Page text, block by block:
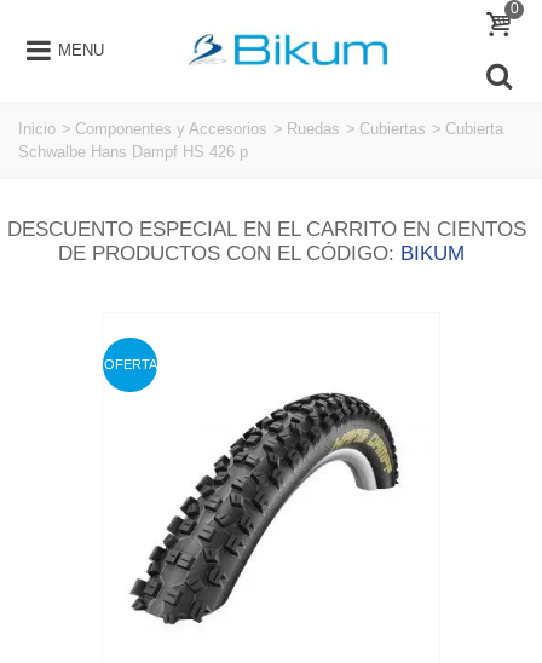
MENU
0
Inicio > Componentes y Accesorios > Ruedas > Cubiertas > Cubierta
Schwalbe Hans Dampf HS 426 p
DESCUENTO ESPECIAL EN EL CARRITO EN CIENTOS
DE PRODUCTOS CON EL CÓDIGO: BIKUM
OFERTA